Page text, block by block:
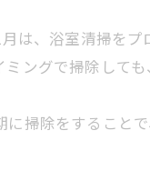
は、浴室清掃を
ミングで掃除して
に掃除をすること